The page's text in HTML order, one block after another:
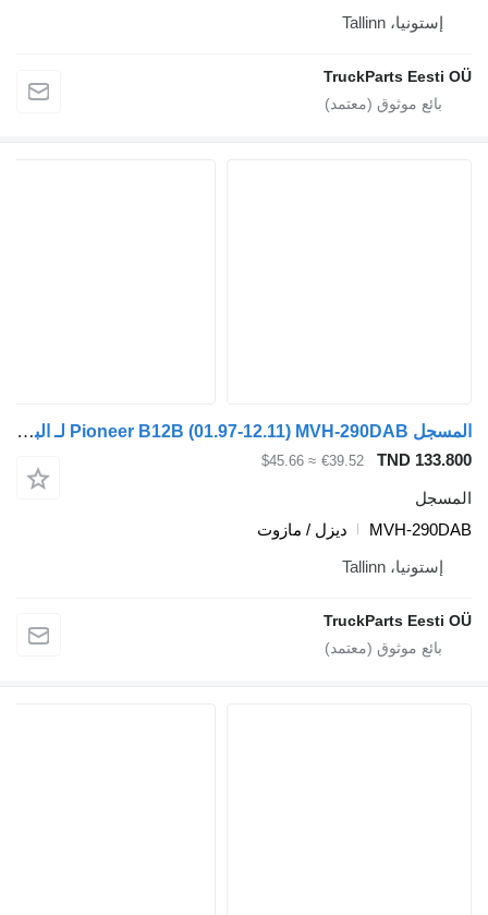
إستونيا، Tallinn
TruckParts Eesti OÜ
المسجل Pioneer B12B (01.97-12.11) MVH-290DAB لـ الباصات Volvo B6, B7, B9, B10, B12 bus (1978-2011)
TND 133.800
€39.52
≈ $45.66
المسجل
MVH-290DAB
ديزل / مازوت
إستونيا، Tallinn
TruckParts Eesti OÜ